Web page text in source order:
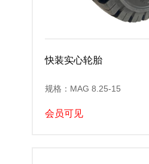
快装实心轮胎
规格：MAG 8.25-15
会员可见